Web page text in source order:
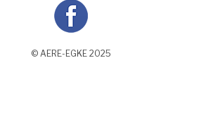
© AERE-EGKE 2025